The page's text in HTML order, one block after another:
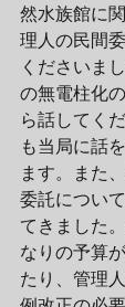
然水族館に
理人の民間
くださいま
の無電柱化
ら話してく
も当局に話
ます。また
委託につい
てきました
なりの予算
たり、管理